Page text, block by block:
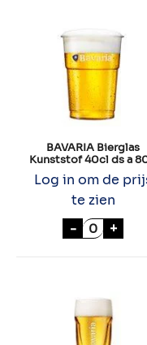
BAVARIA Bierglas
Kunststof 40cl ds a
Log in om de
te zien
-
+